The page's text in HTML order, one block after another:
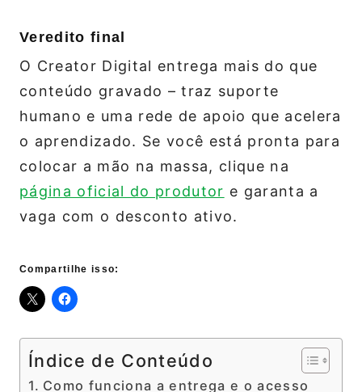
Veredito final
O Creator Digital entrega mais do que
conteúdo gravado – traz suporte
humano e uma rede de apoio que acelera
o aprendizado. Se você está pronta para
colocar a mão na massa, clique na
página oficial do produtor e garanta a
vaga com o desconto ativo.
Compartilhe isso:
Índice de Conteúdo
Como funciona a entrega e o acesso